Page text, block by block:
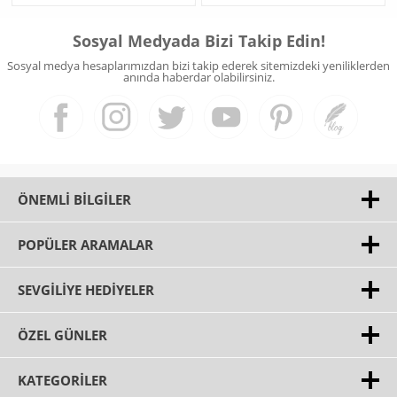
Sosyal Medyada Bizi Takip Edin!
Sosyal medya hesaplarımızdan bizi takip ederek sitemizdeki yeniliklerden
anında haberdar olabilirsiniz.
ÖNEMLI BILGILER
POPÜLER ARAMALAR
SEVGILIYE HEDIYELER
ÖZEL GÜNLER
KATEGORILER